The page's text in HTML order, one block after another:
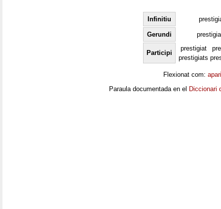
Infinitiu
Gerundi
Participi
prestigiat
prestigiats
Flexionat com:
Paraula documentada en el Diccionari